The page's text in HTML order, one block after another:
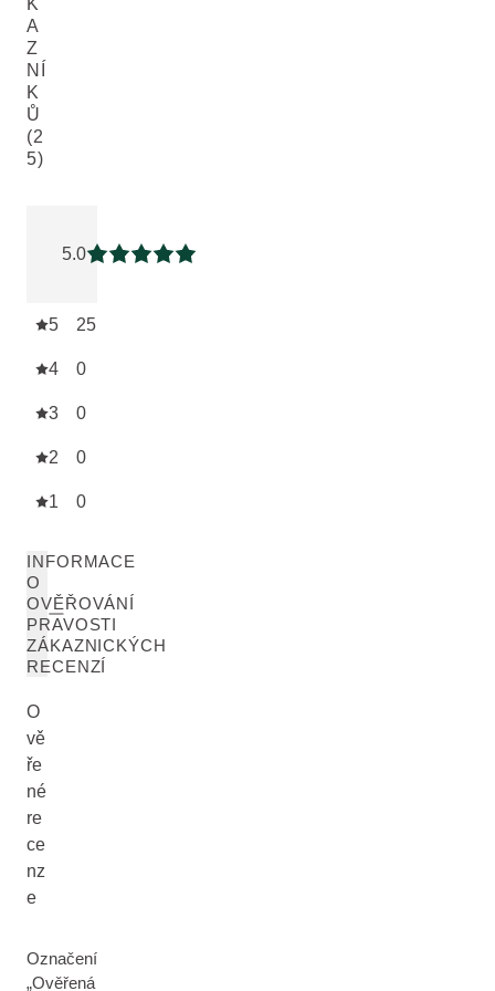
K
A
Z
NÍ
K
Ů
(2
5)
5.0
Aktuální hodnocení: 5 z 5 hvězdiček
5 25
4 0
3 0
2 0
1 0
INFORMACE
O
OVĚŘOVÁNÍ
PRAVOSTI
ZÁKAZNICKÝCH
RECENZÍ
O
vě
ře
né
re
ce
nz
e
Označení
„Ověřená